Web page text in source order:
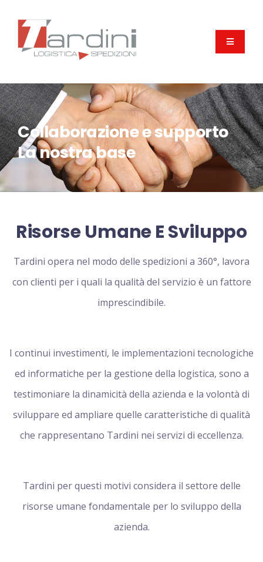
Collaborazione e supporto
La nostra base
Risorse Umane E Sviluppo
Tardini opera nel modo delle spedizioni a 360°, lavora
con clienti per i quali la qualità del servizio è un fattore
imprescindibile.
I continui investimenti, le implementazioni tecnologiche
ed informatiche per la gestione della logistica, sono a
testimoniare la dinamicità della azienda e la volontà di
sviluppare ed ampliare quelle caratteristiche di qualità
che rappresentano Tardini nei servizi di eccellenza.
Tardini per questi motivi considera il settore delle
risorse umane fondamentale per lo sviluppo della
azienda.